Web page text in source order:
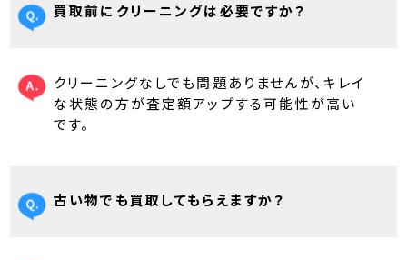
買取前にクリーニングは必要ですか？
クリーニングなしでも問題ありませんが、キレイ
な状態の方が査定額アップする可能性が高い
です。
古い物でも買取してもらえますか？